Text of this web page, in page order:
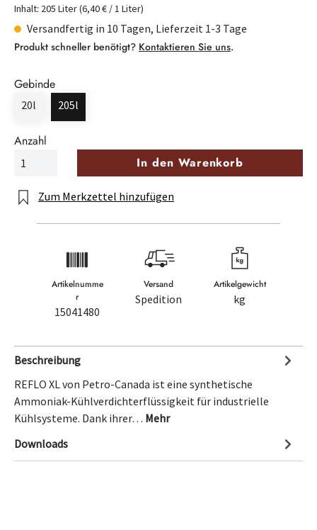
Inhalt: 205 Liter(6,40 € / 1 Liter)
Versandfertig in 10 Tagen, Lieferzeit 1-3 Tage
Produkt schneller benötigt? Kontaktieren Sie uns.
Gebinde
20l 205l
Anzahl
In den Warenkorb
Zum Merkzettel hinzufügen
Artikelnumme
r
15041480
Versand
Spedition
Artikelgewicht
kg
Beschreibung
REFLO XL von Petro-Canada ist eine synthetische
Ammoniak-Kühlverdichterflüssigkeit für industrielle
Kühlsysteme. Dank ihrer… Mehr
Downloads